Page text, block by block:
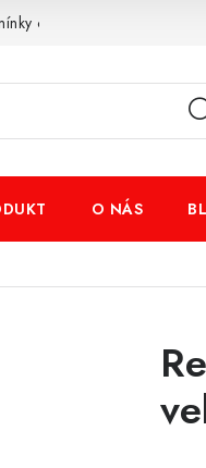
ochrany osobních údajů
O NÁS